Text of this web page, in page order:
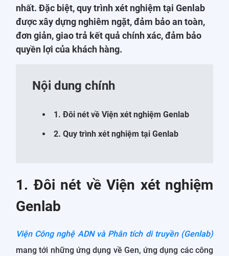
nhất. Đặc biệt, quy trình xét nghiệm tại Genlab
được xây dựng nghiêm ngặt, đảm bảo an toàn,
đơn giản, giao trả kết quả chính xác, đảm bảo
quyền lợi của khách hàng.
Nội dung chính
1. Đôi nét về Viện xét nghiệm Genlab
2. Quy trình xét nghiệm tại Genlab
1. Đôi nét về Viện xét nghiệm
Genlab
Viện Công nghệ ADN và Phân tích di truyền (Genlab)
mang tới những ứng dụng về Gen, ứng dụng các công